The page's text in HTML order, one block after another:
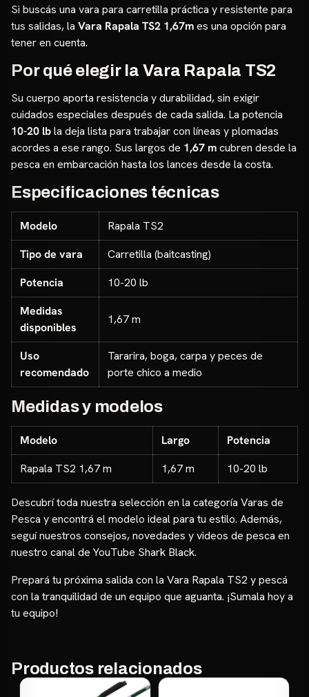
Si buscás una vara para carretilla práctica y resistente para
tus salidas, la Vara Rapala TS2 1,67mes una opción para
tener en cuenta.
Por qué elegir la Vara Rapala TS2
Su cuerpo aporta resistencia y durabilidad, sin exigir
cuidados especiales después de cada salida. La potencia
10-20 lbla deja lista para trabajar con líneas y plomadas
acordes a ese rango. Sus largos de 1,67 mcubren desde la
pesca en embarcación hasta los lances desde la costa.
Especificaciones técnicas
Modelo
Rapala TS2
Tipo de vara
Carretilla (baitcasting)
Potencia
10-20 lb
Medidas
disponibles
1,67 m
Uso
recomendado
Tararira, boga, carpa y peces de
porte chico a medio
Medidas y modelos
Modelo Largo
Potencia
Rapala TS2 1,67 m
1,67 m 10-20 lb
Descubrí toda nuestra selección en la categoría Varas de
Pesca y encontrá el modelo ideal para tu estilo. Además,
seguí nuestros consejos, novedades y videos de pesca en
nuestro canal de YouTube Shark Black.
Prepará tu próxima salida con la Vara Rapala TS2 y pescá
con la tranquilidad de un equipo que aguanta. ¡Sumala hoy a
tu equipo!
Productos relacionados